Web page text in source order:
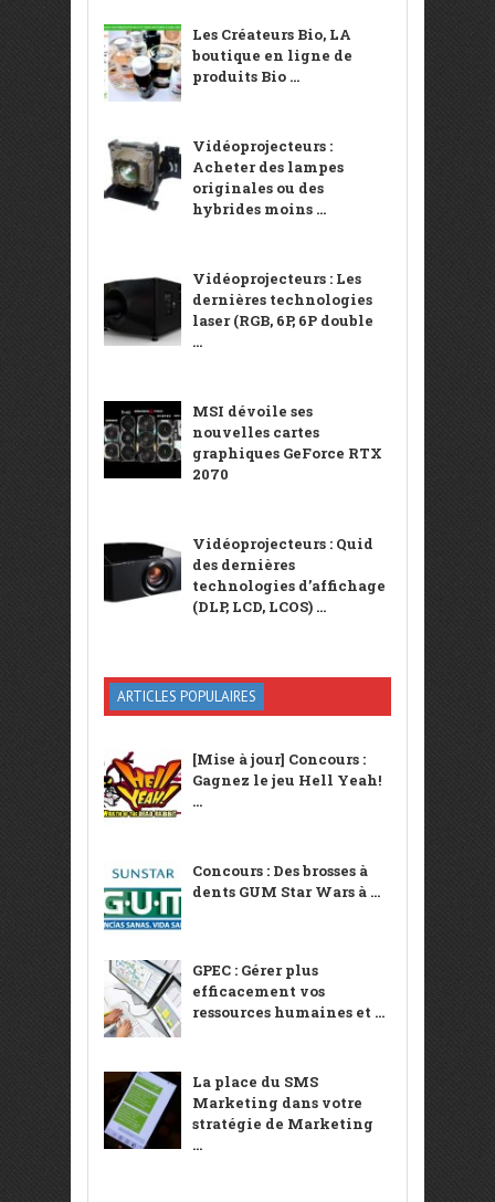
Les Créateurs Bio, LA
boutique en ligne de
produits Bio ...
Vidéoprojecteurs :
Acheter des lampes
originales ou des
hybrides moins ...
Vidéoprojecteurs : Les
dernières technologies
laser (RGB, 6P, 6P double
...
MSI dévoile ses
nouvelles cartes
graphiques GeForce RTX
2070
Vidéoprojecteurs : Quid
des dernières
technologies d’affichage
(DLP, LCD, LCOS) ...
ARTICLES POPULAIRES
[Mise à jour] Concours :
Gagnez le jeu Hell Yeah!
...
Concours : Des brosses à
dents GUM Star Wars à ...
GPEC : Gérer plus
efficacement vos
ressources humaines et ...
La place du SMS
Marketing dans votre
stratégie de Marketing
...